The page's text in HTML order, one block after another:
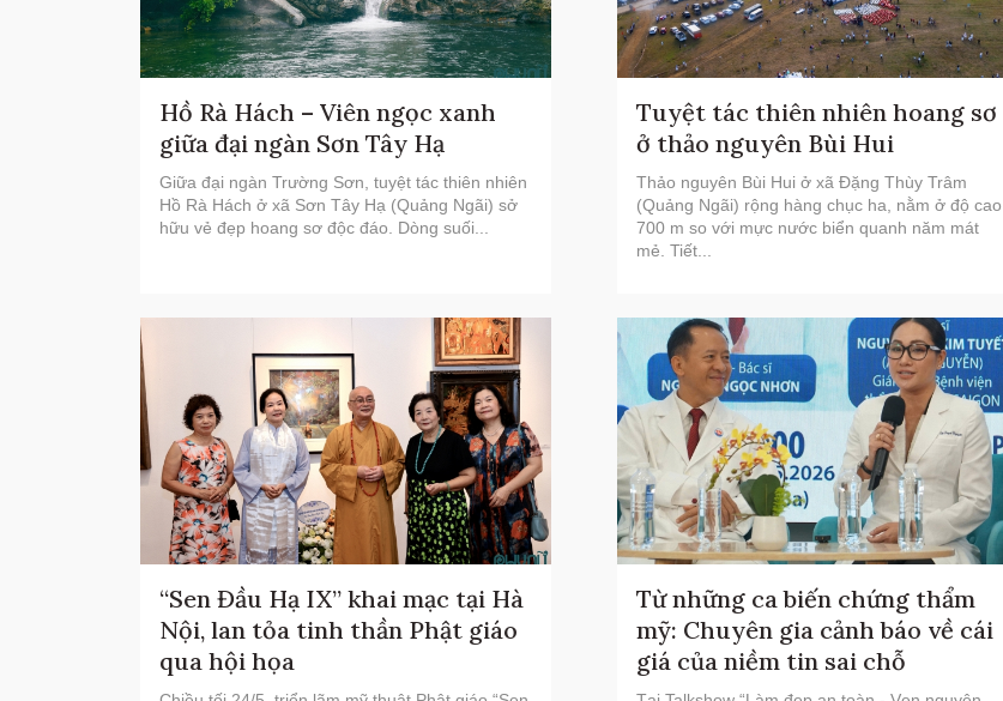
Hồ Rà Hách – Viên ngọc xanh
giữa đại ngàn Sơn Tây Hạ
Giữa đại ngàn Trường Sơn, tuyệt tác thiên nhiên
Hồ Rà Hách ở xã Sơn Tây Hạ (Quảng Ngãi) sở
hữu vẻ đẹp hoang sơ độc đáo. Dòng suối...
Tuyệt tác thiên nhiên hoang sơ
ở thảo nguyên Bùi Hui
Thảo nguyên Bùi Hui ở xã Đặng Thùy Trâm
(Quảng Ngãi) rộng hàng chục ha, nằm ở độ cao
700 m so với mực nước biển quanh năm mát
mẻ. Tiết...
“Sen Đầu Hạ IX” khai mạc tại Hà
Nội, lan tỏa tinh thần Phật giáo
qua hội họa
Từ những ca biến chứng thẩm
mỹ: Chuyên gia cảnh báo về cái
giá của niềm tin sai chỗ